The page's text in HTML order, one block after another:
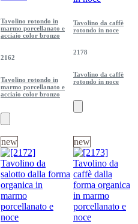
Tavolino rotondo in
marmo porcellanato e
acciaio color bronzo
2162
Tavolino rotondo in
marmo porcellanato e
acciaio color bronzo
Tavolino da caffè
rotondo in noce
2178
Tavolino da caffè
rotondo in noce
new new